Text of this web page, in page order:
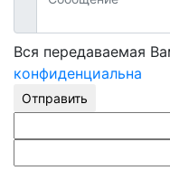
Вся передаваемая
конфиденциальна
Отправить